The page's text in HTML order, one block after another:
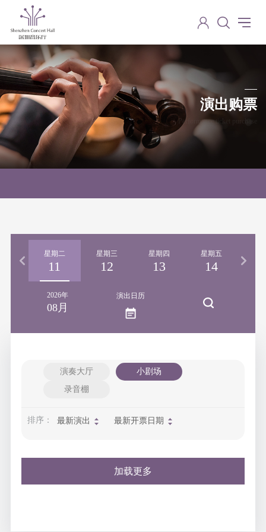
演出购票
Performance ticket purchase
星期二
11
星期三
12
星期四
13
星期五
14
2026年
08月
演出日历
演奏大厅
小剧场
录音棚
排序： 最新演出 最新开票日期
加载更多